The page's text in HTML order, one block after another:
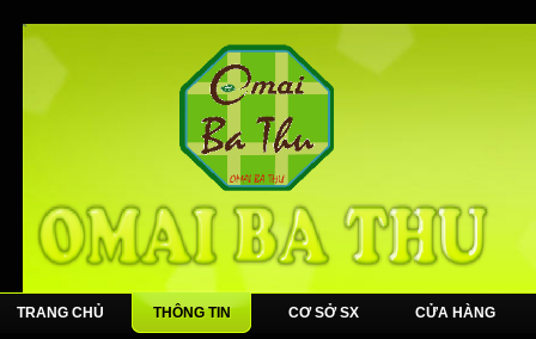
TRANG CHỦ THÔNG TIN CƠ SỞ SX CỬA HÀNG